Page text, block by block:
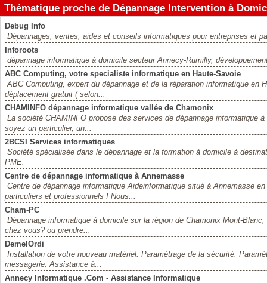
Thématique proche de Dépannage Intervention à
Debug Info
Dépannages, ventes, aides et conseils informatiques pour entreprises et
Inforoots
dépannage informatique à domicile secteur Annecy-Rumilly,
ABC Computing, votre specialiste informatique en Haute-Savoie
ABC Computing, expert du dépannage et de la réparation informatique en
déplacement gratuit ( selon...
CHAMINFO dépannage informatique vallée de Chamonix
La société CHAMINFO propose des services de dépannage informatique
soyez un particulier, un...
2BCSI Services informatiques
Société spécialisée dans le dépannage et la formation à domicile à
PME.
Centre de dépannage informatique à Annemasse
Centre de dépannage informatique Aideinformatique situé à Annemasse
particuliers et professionnels ! Nous...
Cham-PC
Dépannage informatique à domicile sur la région de Chamonix Mont-
chez vous? ou prendre...
DemelOrdi
Installation de votre nouveau matériel. Paramétrage de la sécurité.
messagerie. Assistance à...
Annecy Informatique .Com - Assistance Informatique